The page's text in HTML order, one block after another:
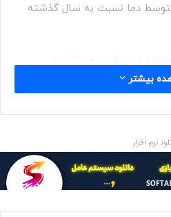
دما نسبت به سال گذشته
افزایش دمای متوسط “ترسناک”
اقلیمی حکایت دارد.
یافته است. میانگین دما در سال ۲۰۲۴ برابر با ۱۰.۹ درجه
سانتی‌گراد بود که این میزان ۲.۷ درجه بالاتر از مقدار مرجع
بیشتر
نرم افزار